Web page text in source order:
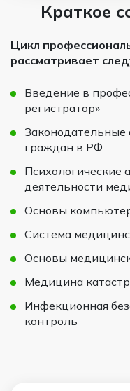
Краткое
Цикл
рассматривает
Введение в
регистратор»
Законодательные
граждан в РФ
Психологические
деятельности
Основы
Система
Основы
Медицина
Инфекционная
контроль